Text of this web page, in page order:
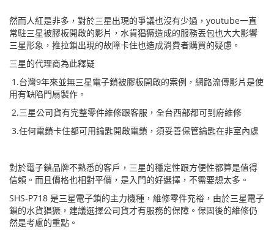
然而人紅是非多，對於三星出現的爭議也沒有少過，youtube一直
常駐三星被膠板開啟的影片，水貨猖獗造成的服務丟包也大大影響
三星形象，推拉鎖出現的故障卡住也造成消費者購買的疑慮。
三星的代理商為此釋疑
1.台灣9年來並無三星電子鎖被膠板開啟的案例，網路流傳影片是使
用有缺陷門扇製作。
2.三星公司貨有完整零件維修跟客服，全台西部都可到府維修
3.任何電鎖卡住都可用鑰匙開啟電鎖，須妥善保管鑰匙在非室內處
對於電子鎖品牌不熟悉的客戶，三星的穩定性跟方便性都算是值得
信賴。而且價格也相對平價，是入門的好選擇，不需要想太多。
SHS-P718 是三星電子鎖的主力機種，維修零件充裕，由於三星電子
鎖的水貨猖獗，建議選擇公司貨才有服務的保障。保固後的維修仍
然是考慮的重點。